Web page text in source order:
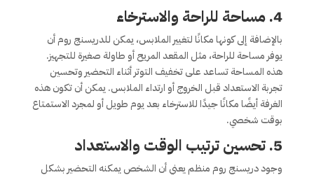
4. مساحة للراحة والاسترخاء
بالإضافة إلى كونها مكانًا لتغيير الملابس، يمكن للدريسنج روم أن
يوفر مساحة للراحة، مثل المقعد المريح أو طاولة صغيرة للتجهيز.
هذه المساحة تساعد على تخفيف التوتر أثناء التحضير وتحسين
تجربة الاستعداد قبل الخروج أو ارتداء الملابس. يمكن أن تكون هذه
الغرفة أيضًا مكانًا جيدًا للاسترخاء بعد يوم طويل أو لمجرد الاستمتاع
بوقت شخصي.
5. تحسين ترتيب الوقت والاستعداد
وجود دريسنج روم منظم يعني أن الشخص يمكنه التحضير بشكل